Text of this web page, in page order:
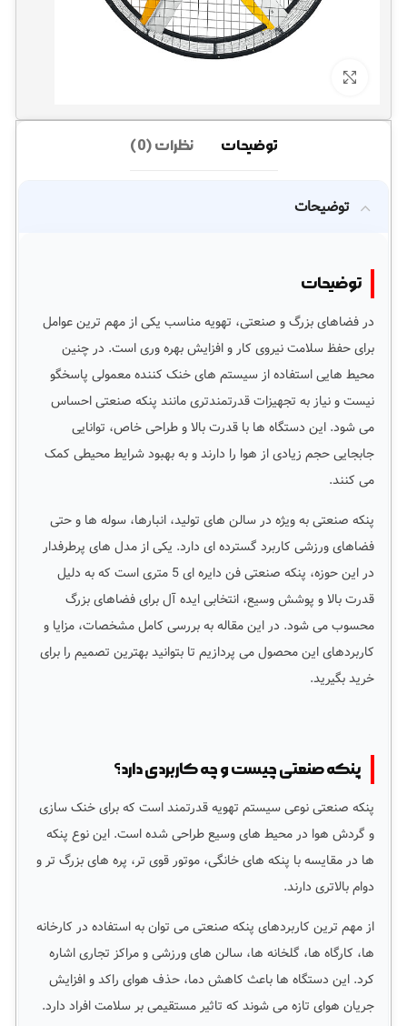
توضیحات نظرات (0)
توضیحات
توضیحات
در فضاهای بزرگ و صنعتی، تهویه مناسب یکی از مهم ترین عوامل
برای حفظ سلامت نیروی کار و افزایش بهره وری است. در چنین
محیط هایی استفاده از سیستم های خنک کننده معمولی پاسخگو
نیست و نیاز به تجهیزات قدرتمندتری مانند پنکه صنعتی احساس
می شود. این دستگاه ها با قدرت بالا و طراحی خاص، توانایی
جابجایی حجم زیادی از هوا را دارند و به بهبود شرایط محیطی کمک
می کنند.
پنکه صنعتی به ویژه در سالن های تولید، انبارها، سوله ها و حتی
فضاهای ورزشی کاربرد گسترده ای دارد. یکی از مدل های پرطرفدار
در این حوزه، پنکه صنعتی فن دایره ای 5 متری است که به دلیل
قدرت بالا و پوشش وسیع، انتخابی ایده آل برای فضاهای بزرگ
محسوب می شود. در این مقاله به بررسی کامل مشخصات، مزایا و
کاربردهای این محصول می پردازیم تا بتوانید بهترین تصمیم را برای
خرید بگیرید.
پنکه صنعتی چیست و چه کاربردی دارد؟
پنکه صنعتی نوعی سیستم تهویه قدرتمند است که برای خنک سازی
و گردش هوا در محیط های وسیع طراحی شده است. این نوع پنکه
ها در مقایسه با پنکه های خانگی، موتور قوی تر، پره های بزرگ تر و
دوام بالاتری دارند.
از مهم ترین کاربردهای پنکه صنعتی می توان به استفاده در کارخانه
ها، کارگاه ها، گلخانه ها، سالن های ورزشی و مراکز تجاری اشاره
کرد. این دستگاه ها باعث کاهش دما، حذف هوای راکد و افزایش
جریان هوای تازه می شوند که تاثیر مستقیمی بر سلامت افراد دارد.